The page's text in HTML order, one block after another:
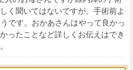
く聞いてはないですが、手術前よ
です。おかあさんはやって良かっ
ったことなど詳しくお伝えはでき